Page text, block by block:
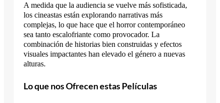
A medida que la audiencia se vuelve más sofisticada,
los cineastas están explorando narrativas más
complejas, lo que hace que el horror contemporáneo
sea tanto escalofriante como provocador. La
combinación de historias bien construidas y efectos
visuales impactantes han elevado el género a nuevas
alturas.
Lo que nos Ofrecen estas Películas